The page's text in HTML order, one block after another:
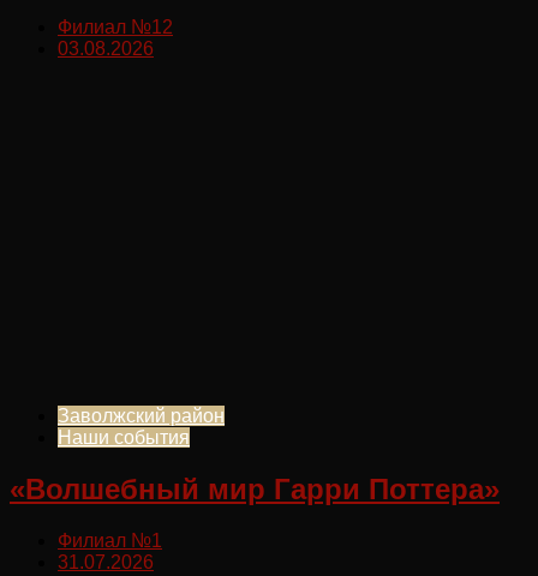
Филиал №12
03.08.2026
Заволжский район
Наши события
«Волшебный мир Гарри Поттера»
Филиал №1
31.07.2026